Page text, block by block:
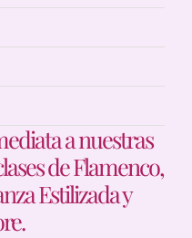
a nuestras
de Flamenco,
Estilizada y